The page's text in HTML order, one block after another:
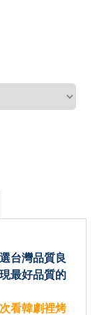
台灣品質良
最好品質的
看韓劇裡烤